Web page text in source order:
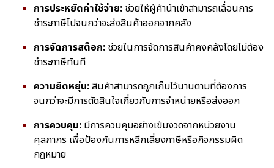
การประหยัดค่าใช้จ่าย: ช่วยให้ผู้ค้านำเข้าสามารถเลื่อนการ
ชำระภาษีไปจนกว่าจะส่งสินค้าออกจากคลัง
การจัดการสต๊อก: ช่วยในการจัดการสินค้าคงคลังโดยไม่ต้อง
ชำระภาษีทันที
ความยืดหยุ่น:สินค้าสามารถถูกเก็บไว้นานตามที่ต้องการ
จนกว่าจะมีการตัดสินใจเกี่ยวกับการจำหน่ายหรือส่งออก
การควบคุม: มีการควบคุมอย่างเข้มงวดจากหน่วยงาน
ศุลกากร เพื่อป้องกันการหลีกเลี่ยงภาษีหรือกิจกรรมผิด
กฎหมาย